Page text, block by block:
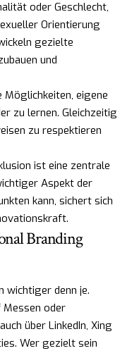
oder Geschlecht,
Orientierung
gezielte
und
eigene
zu lernen. Gleichzeitig
zu respektieren
ist eine zentrale
Aspekt der
kann, sichert sich
Branding
wichtiger denn je.
oder
über LinkedIn, Xing
Wer gezielt sein